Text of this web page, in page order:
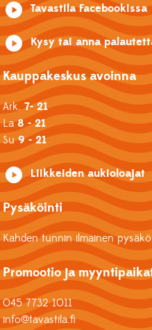
Tavastila Facebookissa
Kysy tai anna
Kauppakeskus avoinna
Ark.7- 21
La8 - 21
Su9 - 21
Liikkeiden aukioloajat
Pysäköinti
Kahden tunnin ilmainen
Promootio ja
045 7732 1011
info@tavastila.fi